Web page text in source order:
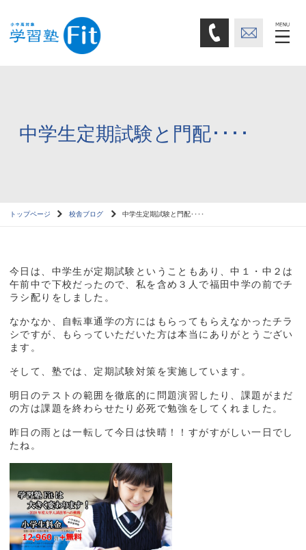
中学生定期試験と門配････
トップページ 校舎ブログ 中学生定期試験と門配････
今日は、中学生が定期試験ということもあり、中１・中２は
午前中で下校だったので、私を含め３人で福田中学の前でチ
ラシ配りをしました。
なかなか、自転車通学の方にはもらってもらえなかったチラ
シですが、もらっていただいた方は本当にありがとうござい
ます。
そして、塾では、定期試験対策を実施しています。
明日のテストの範囲を徹底的に問題演習したり、課題がまだ
の方は課題を終わらせたり必死で勉強をしてくれました。
昨日の雨とは一転して今日は快晴！！すがすがしい一日でし
たね。